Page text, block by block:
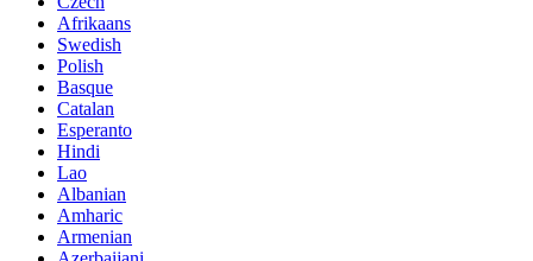
Afrikaans
Swedish
Polish
Basque
Catalan
Esperanto
Hindi
Lao
Albanian
Amharic
Armenian